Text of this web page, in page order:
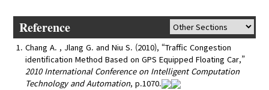
Reference
Chang A. , Jlang G. and Niu S. (2010), “Traffic Congestion
identification Method Based on GPS Equipped Floating Car,”
2010 International Conference on Intelligent Computation
Technology and Automation, p.1070.